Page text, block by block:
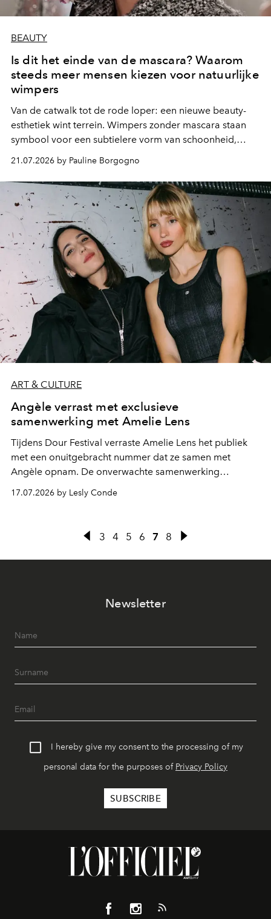
BEAUTY
Is dit het einde van de mascara? Waarom
steeds meer mensen kiezen voor natuurlijke
wimpers
Van de catwalk tot de rode loper: een nieuwe beauty-
esthetiek wint terrein. Wimpers zonder mascara staan
symbool voor een subtielere vorm van schoonheid,
waarin zelfvertrouwen belangrijker is dan een overvloed
aan make-up.
21.07.2026 by Pauline Borgogno
ART & CULTURE
Angèle verrast met exclusieve
samenwerking met Amelie Lens
Tijdens Dour Festival verraste Amelie Lens het publiek
met een onuitgebracht nummer dat ze samen met
Angèle opnam. De onverwachte samenwerking
bevestigt de elektronische koers die de Belgische
zangeres de voorbije maanden steeds nadrukkelijker
17.07.2026 by Lesly Conde
3 4 5 6 7 8
Newsletter
I hereby give my consent to the processing of my
personal data for the purposes of Privacy Policy